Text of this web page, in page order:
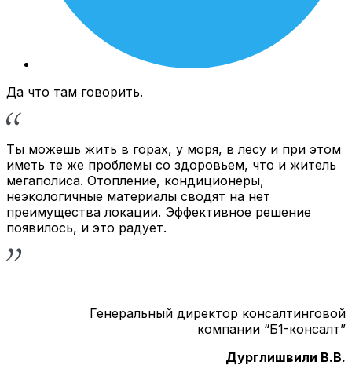
Да что там говорить.
Ты можешь жить в горах, у моря, в лесу и при этом
иметь те же проблемы со здоровьем, что и житель
мегаполиса. Отопление, кондиционеры,
неэкологичные материалы сводят на нет
преимущества локации. Эффективное решение
появилось, и это радует.
Генеральный директор консалтинговой
компании “Б1-консалт”
Дурглишвили В.В.